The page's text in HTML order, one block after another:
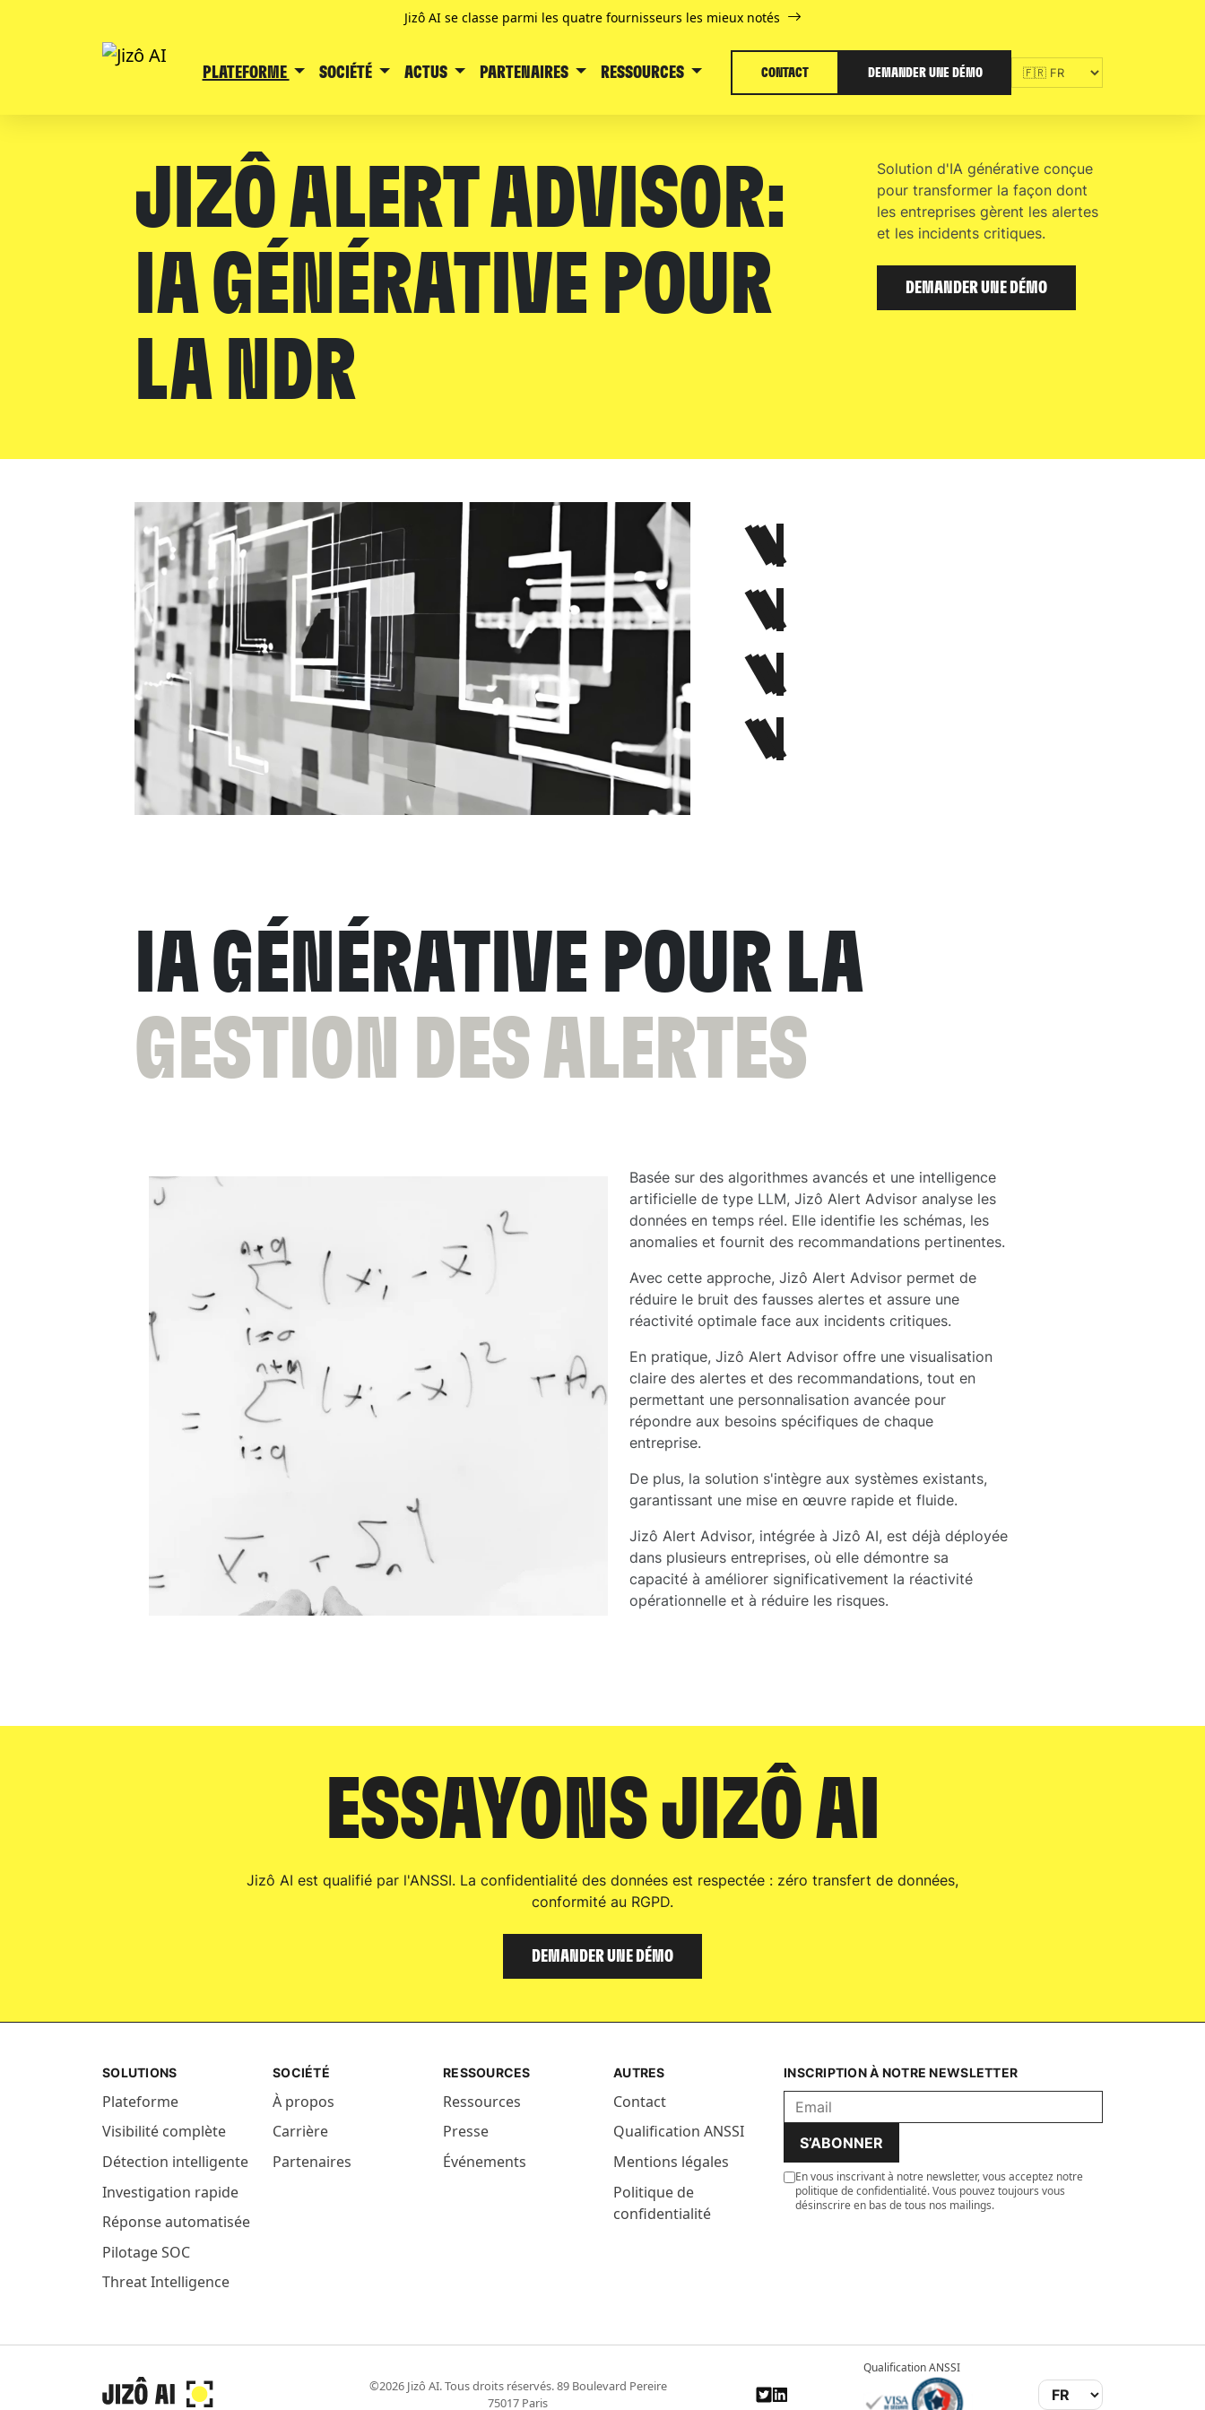
Jizô AI se classe parmi les quatre fournisseurs les mieux notés
PLATEFORME SOCIÉTÉ ACTUS PARTENAIRES RESSOURCES CONTACT DEMANDER UNE DÉMO
JIZÔ ALERT ADVISOR:
IA GÉNÉRATIVE POUR
LA NDR
Solution d'IA générative conçue
pour transformer la façon dont
les entreprises gèrent les alertes
et les incidents critiques.
DEMANDER UNE DÉMO
IA GÉNÉRATIVE POUR LA
GESTION DES ALERTES
Basée sur des algorithmes avancés et une intelligence
artificielle de type LLM, Jizô Alert Advisor analyse les
données en temps réel. Elle identifie les schémas, les
anomalies et fournit des recommandations pertinentes.
Avec cette approche, Jizô Alert Advisor permet de
réduire le bruit des fausses alertes et assure une
réactivité optimale face aux incidents critiques.
En pratique, Jizô Alert Advisor offre une visualisation
claire des alertes et des recommandations, tout en
permettant une personnalisation avancée pour
répondre aux besoins spécifiques de chaque
entreprise.
De plus, la solution s'intègre aux systèmes existants,
garantissant une mise en œuvre rapide et fluide.
Jizô Alert Advisor, intégrée à Jizô AI, est déjà déployée
dans plusieurs entreprises, où elle démontre sa
capacité à améliorer significativement la réactivité
opérationnelle et à réduire les risques.
ESSAYONS JIZÔ AI
Jizô AI est qualifié par l'ANSSI. La confidentialité des données est respectée : zéro transfert de données,
conformité au RGPD.
DEMANDER UNE DÉMO
SOLUTIONS
Plateforme
Visibilité complète
Détection intelligente
Investigation rapide
Réponse automatisée
Pilotage SOC
Threat Intelligence
SOCIÉTÉ
À propos
Carrière
Partenaires
RESSOURCES
Ressources
Presse
Événements
AUTRES
Contact
Qualification ANSSI
Mentions légales
Politique de
confidentialité
INSCRIPTION À NOTRE NEWSLETTER
S’ABONNER
En vous inscrivant à notre newsletter, vous acceptez notre
politique de confidentialité. Vous pouvez toujours vous
désinscrire en bas de tous nos mailings.
©2026 Jizô AI. Tous droits réservés. 89 Boulevard Pereire
75017 Paris
Qualification ANSSI